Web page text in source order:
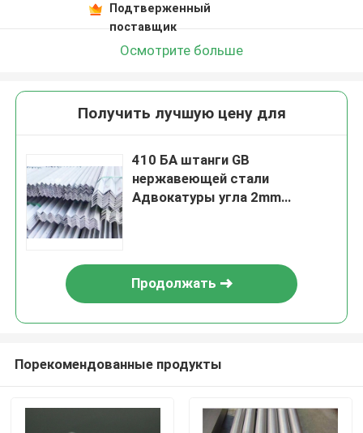
Подтверженный
поставщик
Осмотрите больше
Получить лучшую цену для
410 БА штанги GB
нержавеющей стали
Адвокатуры угла 2mm
Продолжать
Порекомендованные продукты